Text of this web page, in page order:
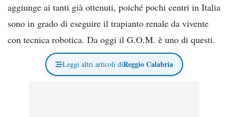
aggiunge ai tanti già ottenuti, poiché pochi centri in Italia
sono in grado di eseguire il trapianto renale da vivente
con tecnica robotica. Da oggi il G.O.M. è uno di questi.
Leggi altri articoli diReggio Calabria